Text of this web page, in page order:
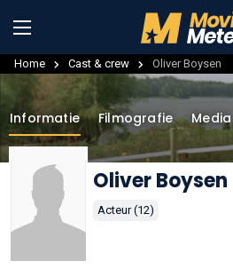
Home Cast & crew Oliver Boysen
Informatie Filmografie Media
Oliver Boysen
Acteur (12)